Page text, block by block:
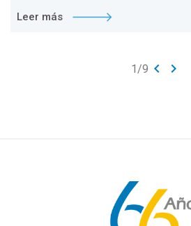
Leer más
1 /9 keyboard_arrow_left keyboard_arrow_right